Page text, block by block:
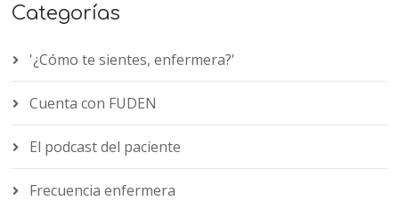
Categorías
'¿Cómo te sientes, enfermera?'
Cuenta con FUDEN
El podcast del paciente
Frecuencia enfermera